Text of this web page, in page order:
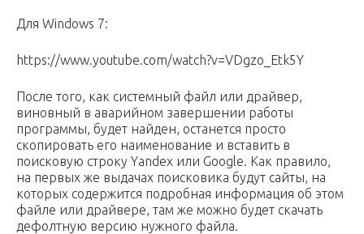
Для Windows 7:
https://www.youtube.com/watch?v=VDgzo_Etk5Y
После того, как системный файл или драйвер,
виновный в аварийном завершении работы
программы, будет найден, останется просто
скопировать его наименование и вставить в
поисковую строку Yandex или Google. Как правило,
на первых же выдачах поисковика будут сайты, на
которых содержится подробная информация об этом
файле или драйвере, там же можно будет скачать
дефолтную версию нужного файла.